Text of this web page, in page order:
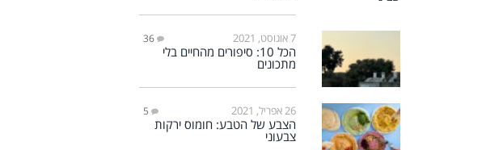
7 אוגוסט, 2021 36
הכל 10: סיפורים מהחיים בלי
מתכונים
26 אפריל, 2021 5
הצבע של הטבע: חומוס ירקות
צבעוני